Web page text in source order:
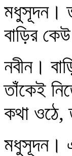
মধুসূদন।
বাড়ির
নবীন।
তাঁকেই
কথা ওঠে,
মধুসূদন।